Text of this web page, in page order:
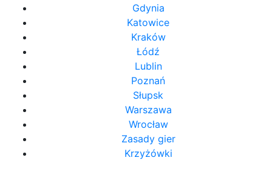
Gdynia
Katowice
Kraków
Łódź
Lublin
Poznań
Słupsk
Warszawa
Wrocław
Zasady gier
Krzyżówki